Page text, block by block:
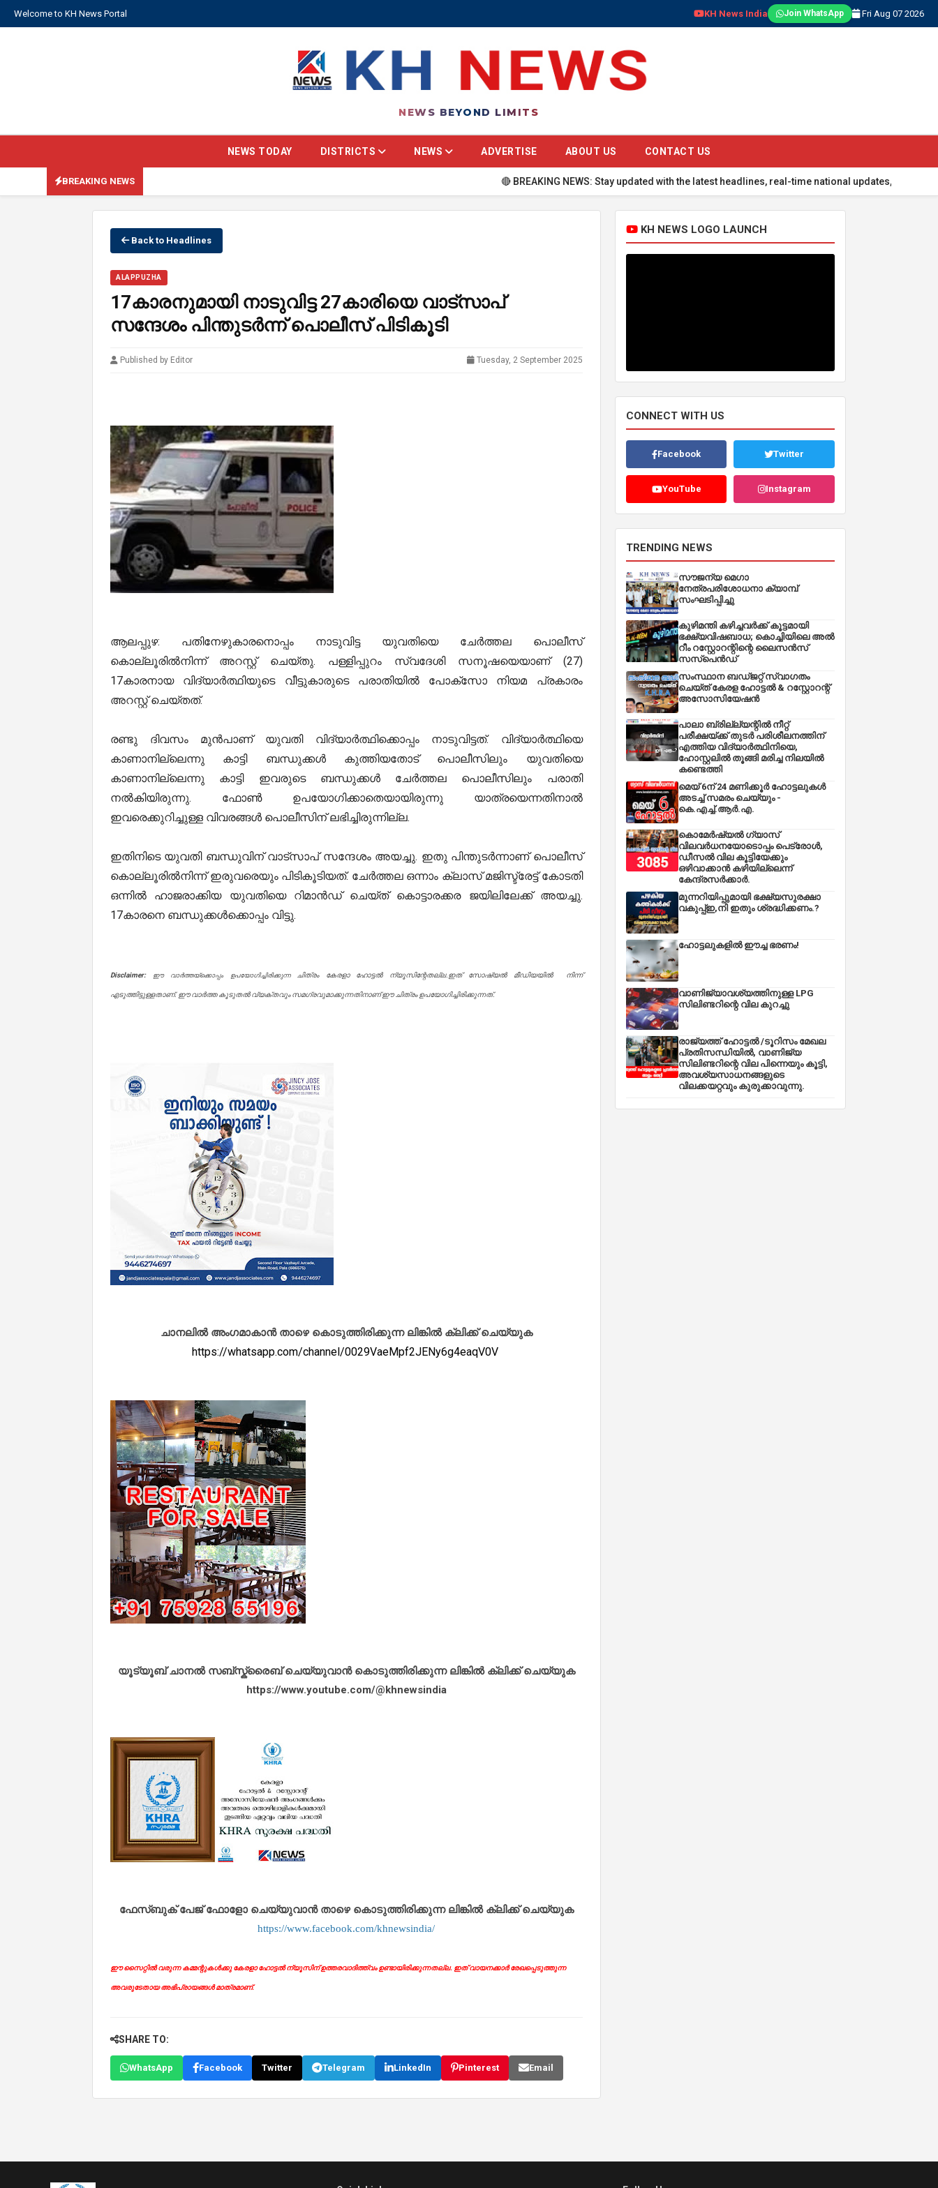
Welcome to KH News Portal KH News India Join WhatsApp Fri Aug 07 2026
NEWS BEYOND LIMITS
NEWS TODAY DISTRICTS NEWS ADVERTISE ABOUT US CONTACT US
BREAKING NEWS 🔴 BREAKING NEWS: Stay updated with the latest headlines, real-time national updates, global
Back to Headlines
ALAPPUZHA
17കാരനുമായി നാടുവിട്ട 27കാരിയെ വാട്സാപ്
സന്ദേശം പിന്തുടർന്ന് പൊലീസ് പിടികൂടി
Published by Editor Tuesday, 2 September 2025
ആലപ്പുഴ: പതിനേഴുകാരനൊപ്പം നാടുവിട്ട യുവതിയെ ചേർത്തല പൊലീസ്
കൊല്ലൂരിൽനിന്ന് അറസ്റ്റ് ചെയ്തു. പള്ളിപ്പുറം സ്വദേശി സനൂഷയെയാണ് (27)
17കാരനായ വിദ്യാർത്ഥിയുടെ വീട്ടുകാരുടെ പരാതിയിൽ പോക്സോ നിയമ പ്രകാരം
അറസ്റ്റ് ചെയ്തത്.
രണ്ടു ദിവസം മുൻപാണ് യുവതി വിദ്യാർത്ഥിക്കൊപ്പം നാടുവിട്ടത്. വിദ്യാർത്ഥിയെ
കാണാനില്ലെന്നു കാട്ടി ബന്ധുക്കൾ കുത്തിയതോട് പൊലീസിലും യുവതിയെ
കാണാനില്ലെന്നു കാട്ടി ഇവരുടെ ബന്ധുക്കൾ ചേർത്തല പൊലീസിലും പരാതി
നൽകിയിരുന്നു. ഫോൺ ഉപയോഗിക്കാതെയായിരുന്നു യാത്രയെന്നതിനാൽ
ഇവരെക്കുറിച്ചുള്ള വിവരങ്ങൾ പൊലീസിന് ലഭിച്ചിരുന്നില്ല.
ഇതിനിടെ യുവതി ബന്ധുവിന് വാട്സാപ് സന്ദേശം അയച്ചു. ഇതു പിന്തുടർന്നാണ് പൊലീസ്
കൊല്ലൂരിൽനിന്ന് ഇരുവരെയും പിടികൂടിയത്. ചേർത്തല ഒന്നാം ക്ലാസ് മജിസ്ട്രേട്ട് കോടതി
ഒന്നിൽ ഹാജരാക്കിയ യുവതിയെ റിമാൻഡ് ചെയ്ത് കൊട്ടാരക്കര ജയിലിലേക്ക് അയച്ചു.
17കാരനെ ബന്ധുക്കൾക്കൊപ്പം വിട്ടു.
Disclaimer: ഈ വാർത്തയ്ക്കൊപ്പം ഉപയോഗിച്ചിരിക്കുന്ന ചിത്രം കേരളാ ഹോട്ടൽ ന്യൂസിന്റേതല്ല.ഇത് സോഷ്യൽ മീഡിയയിൽ നിന്ന്
എടുത്തിട്ടുള്ളതാണ്. ഈ വാർത്ത കൂടുതൽ വ്യക്തവും സമഗ്രവുമാക്കുന്നതിനാണ് ഈ ചിത്രം ഉപയോഗിച്ചിരിക്കുന്നത്.
ചാനലിൽ അംഗമാകാൻ താഴെ കൊടുത്തിരിക്കുന്ന ലിങ്കിൽ ക്ലിക്ക് ചെയ്യുക
https://whatsapp.com/channel/0029VaeMpf2JENy6g4eaqV0V
യൂട്യൂബ് ചാനൽ സബ്സ്ക്രൈബ് ചെയ്യുവാൻ കൊടുത്തിരിക്കുന്ന ലിങ്കിൽ ക്ലിക്ക് ചെയ്യുക
https://www.youtube.com/@khnewsindia
ഫേസ്ബുക് പേജ് ഫോളോ ചെയ്യുവാൻ താഴെ കൊടുത്തിരിക്കുന്ന ലിങ്കിൽ ക്ലിക്ക് ചെയ്യുക
https://www.facebook.com/khnewsindia/
ഈ സൈറ്റിൽ വരുന്ന കമ്മന്റുകൾക്കു കേരളാ ഹോട്ടൽ ന്യൂസിന് ഉത്തരവാദിത്ത്വം ഉണ്ടായിരിക്കുന്നതല്ല. ഇത് വായനക്കാർ രേഖപ്പെടുത്തുന്ന
അവരുടേതായ അഭിപ്രായങ്ങൾ മാത്രമാണ്.
SHARE TO:
WhatsApp Facebook Twitter Telegram LinkedIn Pinterest Email
KH NEWS LOGO LAUNCH
CONNECT WITH US
Facebook Twitter
YouTube Instagram
TRENDING NEWS
സൗജന്യ മെഗാ
നേത്രപരിശോധനാ ക്യാമ്പ്
സംഘടിപ്പിച്ചു
കുഴിമന്തി കഴിച്ചവർക്ക് കൂട്ടമായി
ഭക്ഷ്യവിഷബാധ; കൊച്ചിയിലെ അൽ
റീം റസ്റ്റോറന്റിന്റെ ലൈസൻസ്
സസ്പെൻഡ്
സംസ്ഥാന ബഡ്‌ജറ്റ് സ്വാഗതം
ചെയ്ത് കേരള ഹോട്ടൽ & റസ്റ്റോറന്റ്
അസോസിയേഷൻ
പാലാ ബ്രില്ല്യന്റിൽ നീറ്റ്
പരീക്ഷയ്ക്ക് തുടർ പരിശീലനത്തിന്
എത്തിയ വിദ്യാർത്ഥിനിയെ,
ഹോസ്റ്റലിൽ തൂങ്ങി മരിച്ച നിലയിൽ
കണ്ടെത്തി
മെയ് 6ന് 24 മണിക്കൂർ ഹോട്ടലുകൾ
അടച്ച് സമരം ചെയ്യും -
കെ.എച്ച്.ആർ.എ.
കൊമേർഷ്യൽ ഗ്യാസ്
വിലവർധനയോടൊപ്പം പെട്രോൾ,
ഡീസല്‍ വില കൂട്ടിയേക്കും
ഒഴിവാക്കാന്‍ കഴിയില്ലെന്ന്
കേന്ദ്രസര്‍ക്കാര്‍.
മുന്നറിയിപ്പുമായി ഭക്ഷ്യസുരക്ഷാ
വകുപ്പ്ഇ,നി ഇതും ശ്രദ്ധിക്കണം.?
ഹോട്ടലുകളിൽ ഈച്ച ഭരണം!
വാണിജ്യാവശ്യത്തിനുള്ള LPG
സിലിണ്ടറിന്റെ വില കുറച്ചു
രാജ്യത്ത് ഹോട്ടൽ /ടൂറിസം മേഖല
പ്രതിസന്ധിയിൽ, വാണിജ്യ
സിലിണ്ടറിന്റെ വില പിന്നെയും കൂട്ടി,
അവശ്യസാധനങ്ങളുടെ
വിലക്കയറ്റവും കുരുക്കാവുന്നു.